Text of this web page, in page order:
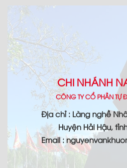
CHI NHÁNH
CÔNG TY CỔ PHẦN TỰ
Địa chỉ : Làng nghề
Huyện Hải Hậu,
Email :